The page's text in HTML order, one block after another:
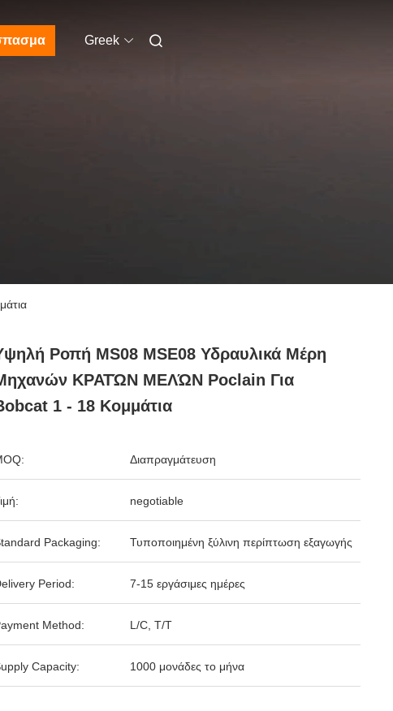
Greek
Ροπή MS08 MSE08 Υδραυλικά Μέρη
ΚΡΑΤΏΝ ΜΕΛΏΝ Poclain Για
1 - 18 Κομμάτια
Διαπραγμάτευση
negotiable
Packaging: Τυποποιημένη ξύλινη περίπτωση εξαγωγής
Period: 7-15 εργάσιμες ημέρες
Method: L/C, T/T
Capacity: 1000 μονάδες το μήνα